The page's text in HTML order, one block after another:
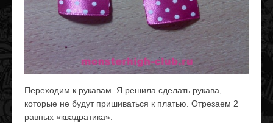
Переходим к рукавам. Я решила сделать рукава,
которые не будут пришиваться к платью. Отрезаем 2
равных «квадратика».